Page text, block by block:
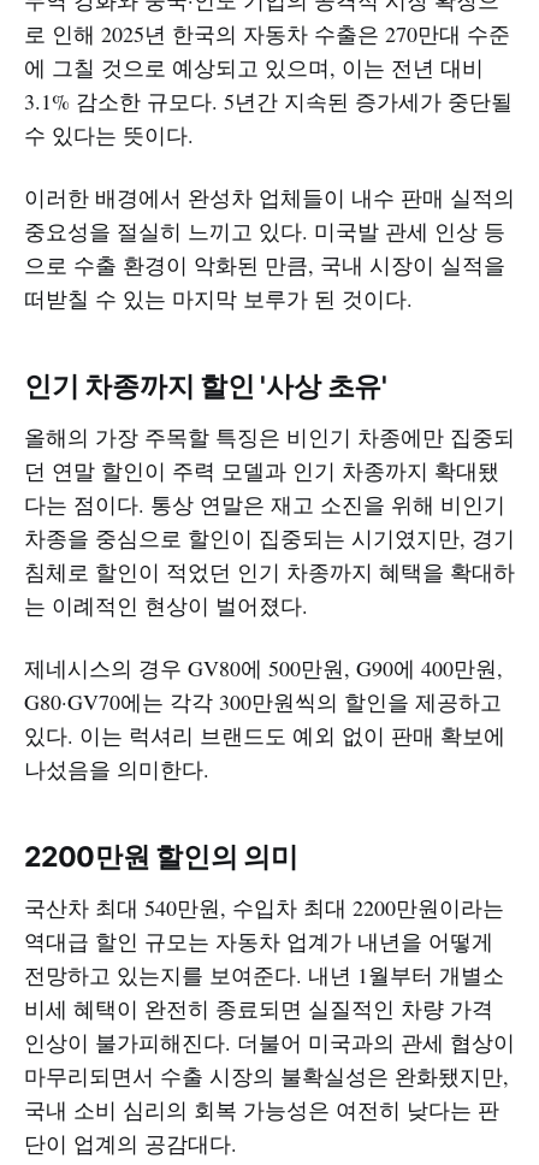
로 인해 2025년 한국의 자동차 수출은 270만대 수준
에 그칠 것으로 예상되고 있으며, 이는 전년 대비
3.1% 감소한 규모다. 5년간 지속된 증가세가 중단될
수 있다는 뜻이다.
이러한 배경에서 완성차 업체들이 내수 판매 실적의
중요성을 절실히 느끼고 있다. 미국발 관세 인상 등
으로 수출 환경이 악화된 만큼, 국내 시장이 실적을
떠받칠 수 있는 마지막 보루가 된 것이다.
인기 차종까지 할인 '사상 초유'
올해의 가장 주목할 특징은 비인기 차종에만 집중되
던 연말 할인이 주력 모델과 인기 차종까지 확대됐
다는 점이다. 통상 연말은 재고 소진을 위해 비인기
차종을 중심으로 할인이 집중되는 시기였지만, 경기
침체로 할인이 적었던 인기 차종까지 혜택을 확대하
는 이례적인 현상이 벌어졌다.
제네시스의 경우 GV80에 500만원, G90에 400만원,
G80·GV70에는 각각 300만원씩의 할인을 제공하고
있다. 이는 럭셔리 브랜드도 예외 없이 판매 확보에
나섰음을 의미한다.
2200만원 할인의 의미
국산차 최대 540만원, 수입차 최대 2200만원이라는
역대급 할인 규모는 자동차 업계가 내년을 어떻게
전망하고 있는지를 보여준다. 내년 1월부터 개별소
비세 혜택이 완전히 종료되면 실질적인 차량 가격
인상이 불가피해진다. 더불어 미국과의 관세 협상이
마무리되면서 수출 시장의 불확실성은 완화됐지만,
국내 소비 심리의 회복 가능성은 여전히 낮다는 판
단이 업계의 공감대다.